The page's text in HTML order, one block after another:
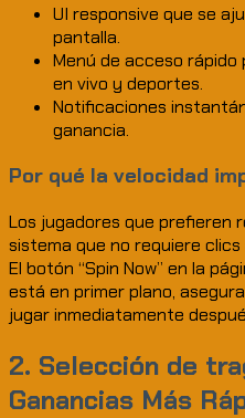
UI responsive que se
pantalla.
Menú de acceso
en vivo y deportes.
Notificaciones
ganancia.
Por qué la velocidad
Los jugadores que prefieren
sistema que no requiere
El botón “Spin Now” en la
está en primer plano,
jugar inmediatamente
2. Selección de
Ganancias Más